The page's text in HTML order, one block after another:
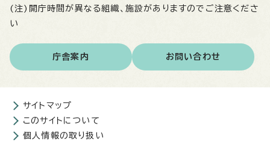
(注)開庁時間が異なる組織、施設がありますのでご注意くださ
い
庁舎案内 お問い合わせ
サイトマップ
このサイトについて
個人情報の取り扱い